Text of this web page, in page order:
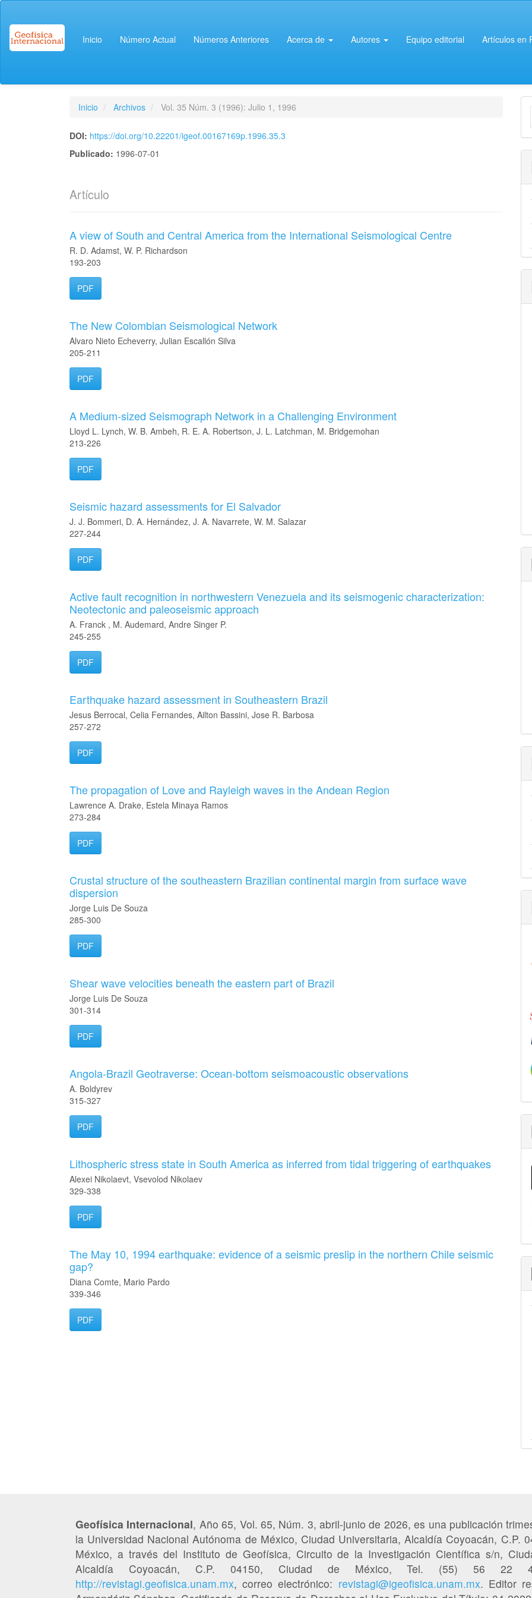
Contenido
principal
Barra
Inicio Número Actual Números Anteriores Acerca de Autores Equipo editorial Artículos en
Inicio Archivos Vol. 35 Núm. 3 (1996): Julio 1, 1996
DOI: https://doi.org/10.22201/igeof.00167169p.1996.35.3
Publicado: 1996-07-01
Artículo
A view of South and Central America from the International Seismological Centre
R. D. Adamst, W. P. Richardson
193-203
PDF
The New Colombian Seismological Network
Alvaro Nieto Echeverry, Julian Escallón Silva
205-211
PDF
A Medium-sized Seismograph Network in a Challenging Environment
Lloyd L. Lynch, W. B. Ambeh, R. E. A. Robertson, J. L. Latchman, M. Bridgemohan
213-226
PDF
Seismic hazard assessments for El Salvador
J. J. Bommeri, D. A. Hernández, J. A. Navarrete, W. M. Salazar
227-244
PDF
Active fault recognition in northwestern Venezuela and its seismogenic characterization:
Neotectonic and paleoseismic approach
A. Franck , M. Audemard, Andre Singer P.
245-255
PDF
Earthquake hazard assessment in Southeastern Brazil
Jesus Berrocal, Celia Fernandes, Ailton Bassini, Jose R. Barbosa
257-272
PDF
The propagation of Love and Rayleigh waves in the Andean Region
Lawrence A. Drake, Estela Minaya Ramos
273-284
PDF
Crustal structure of the southeastern Brazilian continental margin from surface wave
dispersion
Jorge Luis De Souza
285-300
PDF
Shear wave velocities beneath the eastern part of Brazil
Jorge Luis De Souza
301-314
PDF
Angola-Brazil Geotraverse: Ocean-bottom seismoacoustic observations
A. Boldyrev
315-327
PDF
Lithospheric stress state in South America as inferred from tidal triggering of earthquakes
Alexei Nikolaevt, Vsevolod Nikolaev
329-338
PDF
The May 10, 1994 earthquake: evidence of a seismic preslip in the northern Chile seismic
gap?
Diana Comte, Mario Pardo
339-346
PDF
Geofísica Internacional, Año 65, Vol. 65, Núm. 3, abril-junio de 2026, es una publicación
la Universidad Nacional Autónoma de México, Ciudad Universitaria, Alcaldía Coyoacán, C.P.
México, a través del Instituto de Geofísica, Circuito de la Investigación Científica s/n,
Alcaldía Coyoacán, C.P. 04150, Ciudad de México, Tel. (55) 56 22
http://revistagi.geofisica.unam.mx, correo electrónico: revistagi@igeofisica.unam.mx. Editor